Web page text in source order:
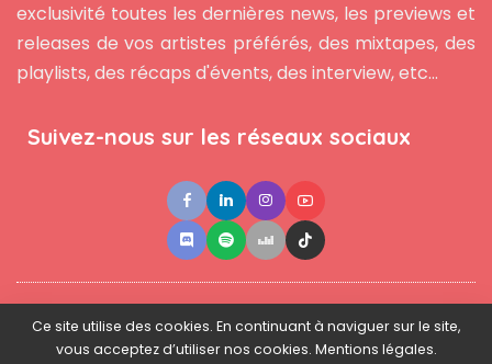
exclusivité toutes les dernières news, les previews et
releases de vos artistes préférés, des mixtapes, des
playlists, des récaps d'évents, des interview, etc...
Suivez-nous sur les réseaux sociaux
Contact ●Newsletter ● L'équipe ● Mentions légales
Ce site utilise des cookies. En continuant à naviguer sur le site,
vous acceptez d’utiliser nos cookies. Mentions légales.